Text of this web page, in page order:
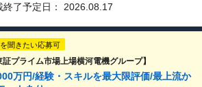
終了予定日： 2026.08.17
聞きたい応募可
プライム市場上場横河電機グループ】
万円/経験・スキルを最大限評価/最上流か